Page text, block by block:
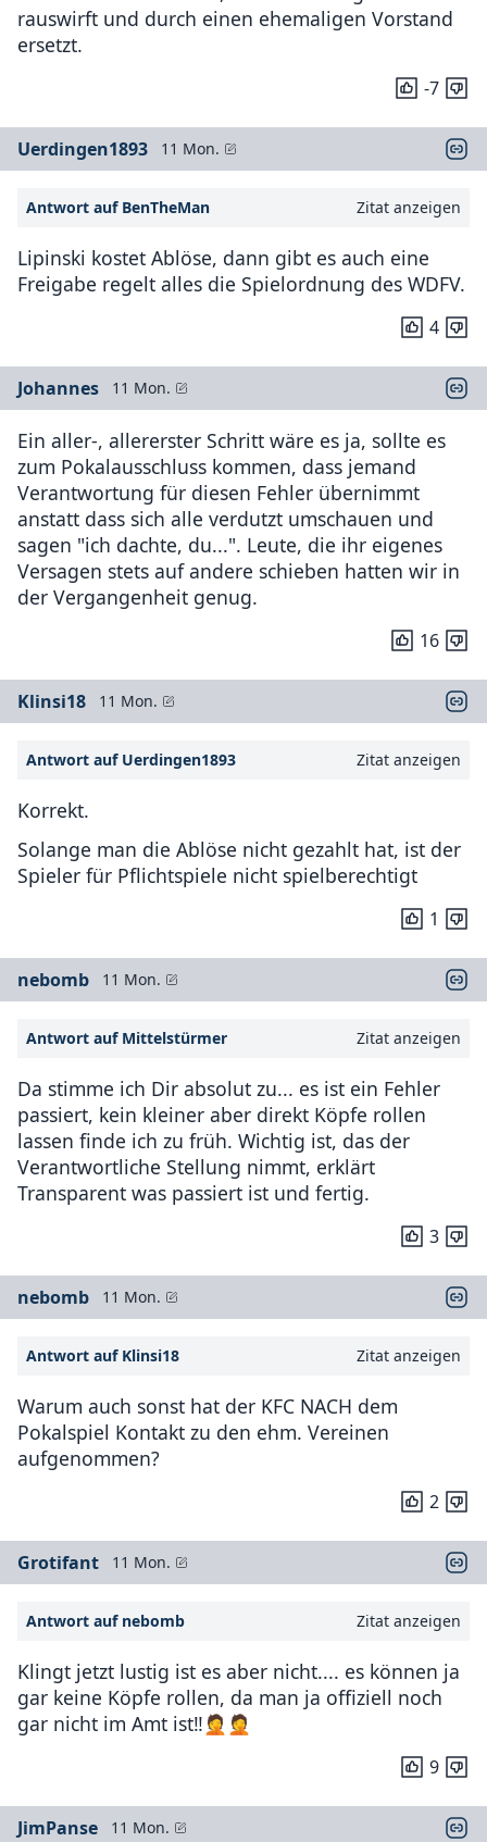
rauswirft und durch einen ehemaligen Vorstand
ersetzt.
-7
Uerdingen1893 11 Mon.
Antwort auf BenTheMan Zitat anzeigen
Lipinski kostet Ablöse, dann gibt es auch eine
Freigabe regelt alles die Spielordnung des WDFV.
4
Johannes 11 Mon.
Ein aller-, allererster Schritt wäre es ja, sollte es
zum Pokalausschluss kommen, dass jemand
Verantwortung für diesen Fehler übernimmt
anstatt dass sich alle verdutzt umschauen und
sagen "ich dachte, du...". Leute, die ihr eigenes
Versagen stets auf andere schieben hatten wir in
der Vergangenheit genug.
16
Klinsi18 11 Mon.
Antwort auf Uerdingen1893 Zitat anzeigen
Korrekt.
Solange man die Ablöse nicht gezahlt hat, ist der
Spieler für Pflichtspiele nicht spielberechtigt
1
nebomb 11 Mon.
Antwort auf Mittelstürmer Zitat anzeigen
Da stimme ich Dir absolut zu... es ist ein Fehler
passiert, kein kleiner aber direkt Köpfe rollen
lassen finde ich zu früh. Wichtig ist, das der
Verantwortliche Stellung nimmt, erklärt
Transparent was passiert ist und fertig.
3
nebomb 11 Mon.
Antwort auf Klinsi18 Zitat anzeigen
Warum auch sonst hat der KFC NACH dem
Pokalspiel Kontakt zu den ehm. Vereinen
aufgenommen?
2
Grotifant 11 Mon.
Antwort auf nebomb Zitat anzeigen
Klingt jetzt lustig ist es aber nicht.... es können ja
gar keine Köpfe rollen, da man ja offiziell noch
gar nicht im Amt ist‼️🤦🤦
9
JimPanse 11 Mon.